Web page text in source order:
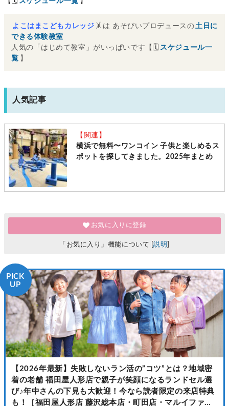
【🗓 スケジュール一覧 】
よこはまこどもカレッジ 🤸は あそびいプロデュースの土日に
できる体験教室
人気の「はじめて教室」がいっぱいです【🗓 スケジュール一
覧 】
人気記事
【関連】
横浜で無料〜ワンコイン 子供と楽しめるス
ポットを探してきました。2025年まとめ
お気に入りに登録
「お気に入り」機能について [説明]
PICK
UP
【2026年最新】失敗しないラン活の”コツ”とは？地域密
着の老舗 福田屋人形店で親子が笑顔になるランドセル選
び♪年中さんの下見も大歓迎！今なら読者限定の来店特典
も！［福田屋人形店 藤沢総本店・町田店・マルイファミ